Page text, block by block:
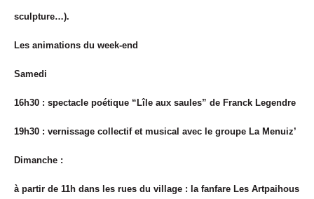
sculpture…).
Les animations du week-end
Samedi
16h30 : spectacle poétique “Lîle aux saules” de Franck Legendre
19h30 : vernissage collectif et musical avec le groupe La Menuiz’
Dimanche :
à partir de 11h dans les rues du village : la fanfare Les Artpaihous